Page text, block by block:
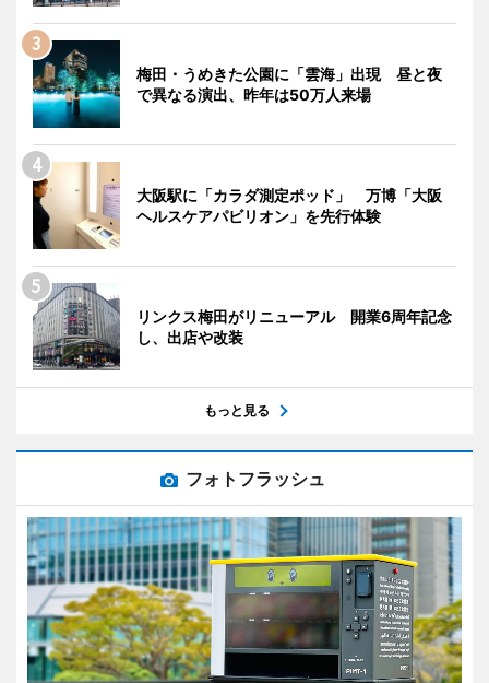
梅田・うめきた公園に「雲海」出現 昼と夜
で異なる演出、昨年は50万人来場
大阪駅に「カラダ測定ポッド」 万博「大阪
ヘルスケアパビリオン」を先行体験
リンクス梅田がリニューアル 開業6周年記念
し、出店や改装
もっと見る
フォトフラッシュ